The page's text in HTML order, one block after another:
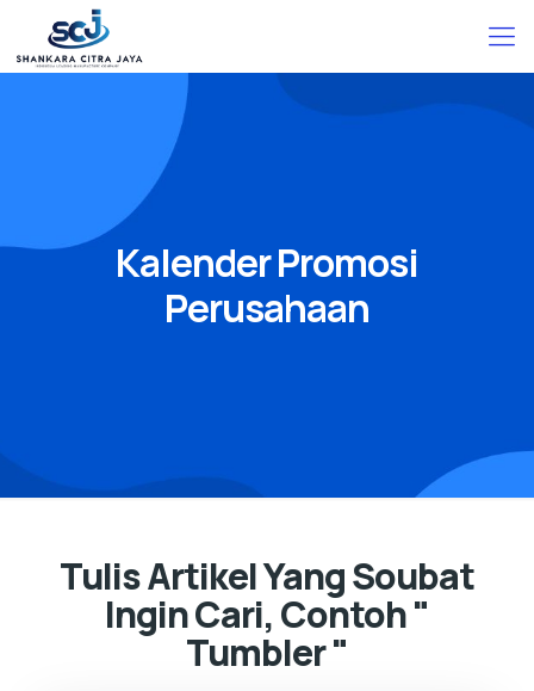
Kalender Promosi
Perusahaan
Tulis Artikel Yang Soubat
Ingin Cari, Contoh "
Tumbler "